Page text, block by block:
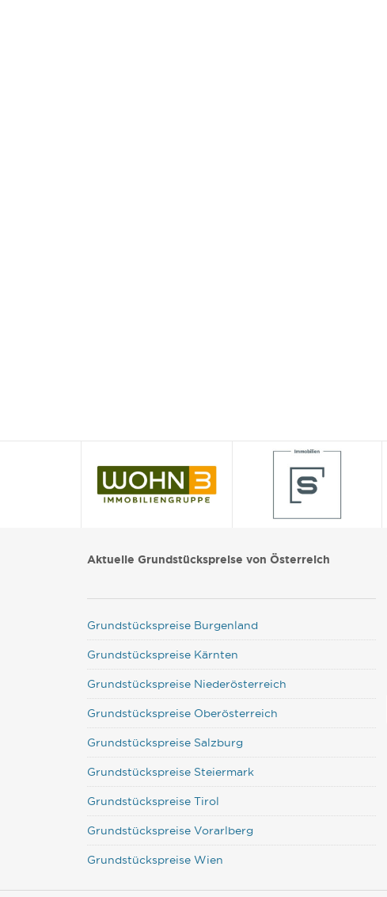
Aktuelle Grundstückspreise von Österreich
Grundstückspreise Burgenland
Grundstückspreise Kärnten
Grundstückspreise Niederösterreich
Grundstückspreise Oberösterreich
Grundstückspreise Salzburg
Grundstückspreise Steiermark
Grundstückspreise Tirol
Grundstückspreise Vorarlberg
Grundstückspreise Wien